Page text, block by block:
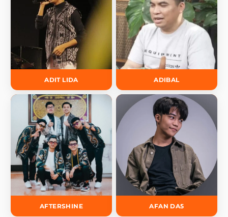
ADIT LIDA ADIBAL
AFTERSHINE AFAN DA5